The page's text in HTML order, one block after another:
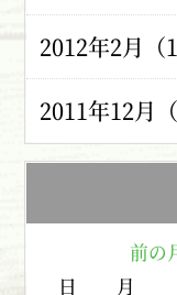
2012年2月（1
2011年12月（
前の
日
月